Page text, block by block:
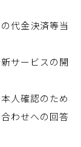
代金決済等当
サービスの開
人確認のため
わせへの回答